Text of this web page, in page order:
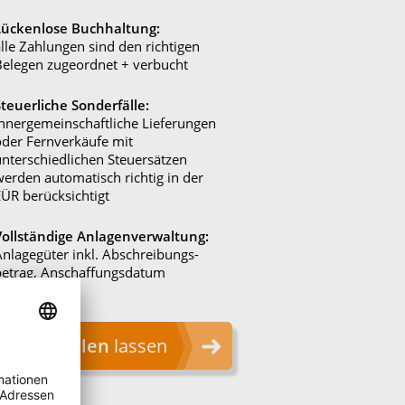
Buchhaltung:
Zahlungen sind den richtigen
zugeordnet + verbucht
Sonderfälle:
Lieferungen
Fernverkäufe mit
Steuersätzen
automatisch richtig in der
berücksichtigt
Anlagenverwaltung:
inkl. Abschreibungs-
Anschaffungsdatum
erstellen lassen